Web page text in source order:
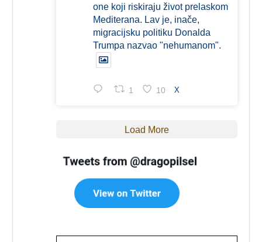
one koji riskiraju život prelaskom
Mediterana. Lav je, inače,
migracijsku politiku Donalda
Trumpa nazvao "nehumanom".
1 10 X
Load More